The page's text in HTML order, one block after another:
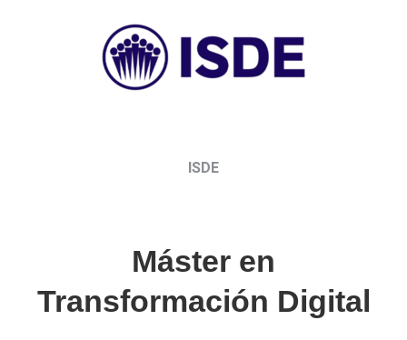
ISDE
Máster en
Transformación Digital